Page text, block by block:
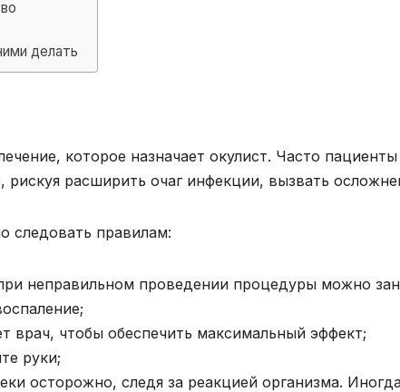
делать
которое назначает окулист. Часто пациенты
рискуя расширить очаг инфекции, вызвать
следовать правилам:
неправильном проведении процедуры можно
врач, чтобы обеспечить максимальный эффект;
руки;
осторожно, следя за реакцией организма.